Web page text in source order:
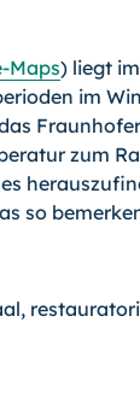
Maps) liegt
im
zum
so